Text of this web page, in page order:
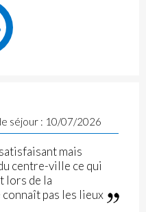
séjour : 10/07/2026
mais
centre-ville ce qui
lors de la
pas les lieux